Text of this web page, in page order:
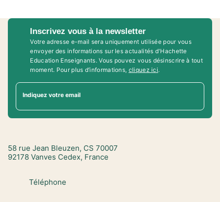
Inscrivez vous à la newsletter
Votre adresse e-mail sera uniquement utilisée pour vous
envoyer des informations sur les actualités d'Hachette
Education Enseignants. Vous pouvez vous désinscrire à tout
moment. Pour plus d’informations, cliquez ici.
Indiquez votre email
58 rue Jean Bleuzen, CS 70007
92178 Vanves Cedex, France
Téléphone